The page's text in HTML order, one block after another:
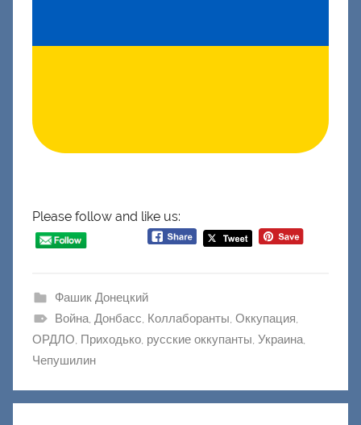
Please follow and like us:
Фашик Донецкий
Война, Донбасс, Коллаборанты, Оккупация,
ОРДЛО, Приходько, русские оккупанты, Украина,
Чепушилин